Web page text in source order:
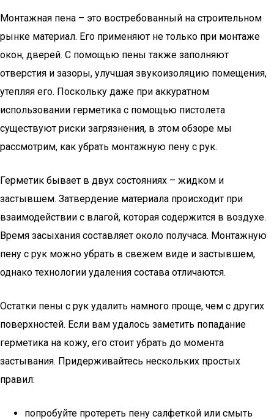
Монтажная пена – это востребованный на строительном
рынке материал. Его применяют не только при монтаже
окон, дверей. С помощью пены также заполняют
отверстия и зазоры, улучшая звукоизоляцию помещения,
утепляя его. Поскольку даже при аккуратном
использовании герметика с помощью пистолета
существуют риски загрязнения, в этом обзоре мы
рассмотрим, как убрать монтажную пену с рук.
Герметик бывает в двух состояниях – жидком и
застывшем. Затвердение материала происходит при
взаимодействии с влагой, которая содержится в воздухе.
Время засыхания составляет около получаса. Монтажную
пену с рук можно убрать в свежем виде и застывшем,
однако технологии удаления состава отличаются.
Остатки пены с рук удалить намного проще, чем с других
поверхностей. Если вам удалось заметить попадание
герметика на кожу, его стоит убрать до момента
застывания. Придерживайтесь нескольких простых
правил:
попробуйте протереть пену салфеткой или смыть